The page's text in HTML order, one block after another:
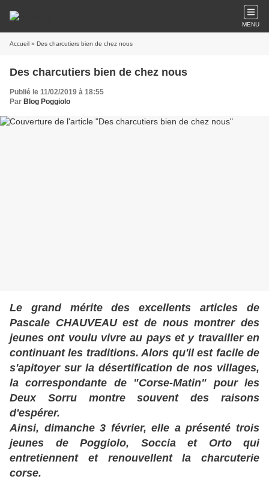
MENU
Accueil » Des charcutiers bien de chez nous
Des charcutiers bien de chez nous
Publié le 11/02/2019 à 18:55
Par Blog Poggiolo
Le grand mérite des excellents articles de
Pascale CHAUVEAU est de nous montrer des
jeunes ont voulu vivre au pays et y travailler en
continuant les traditions. Alors qu'il est facile de
s'apitoyer sur la désertification de nos villages,
la correspondante de "Corse-Matin" pour les
Deux Sorru montre souvent des raisons
d'espérer.
Ainsi, dimanche 3 février, elle a présenté trois
jeunes de Poggiolo, Soccia et Orto qui
entretiennent et renouvellent la charcuterie
corse.